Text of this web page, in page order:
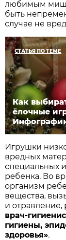
любимым
быть
случае не
СТАТЬЯ ПО ТЕМЕ
Как
ёлочные
Игрушки
вредных
специальных
ребенка. Во
организм
вещества,
и отравление,
врач-
гигиены,
здоровья».